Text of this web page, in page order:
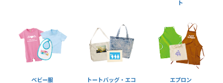
ト
ベビー服 トートバッグ・エコ エプロン